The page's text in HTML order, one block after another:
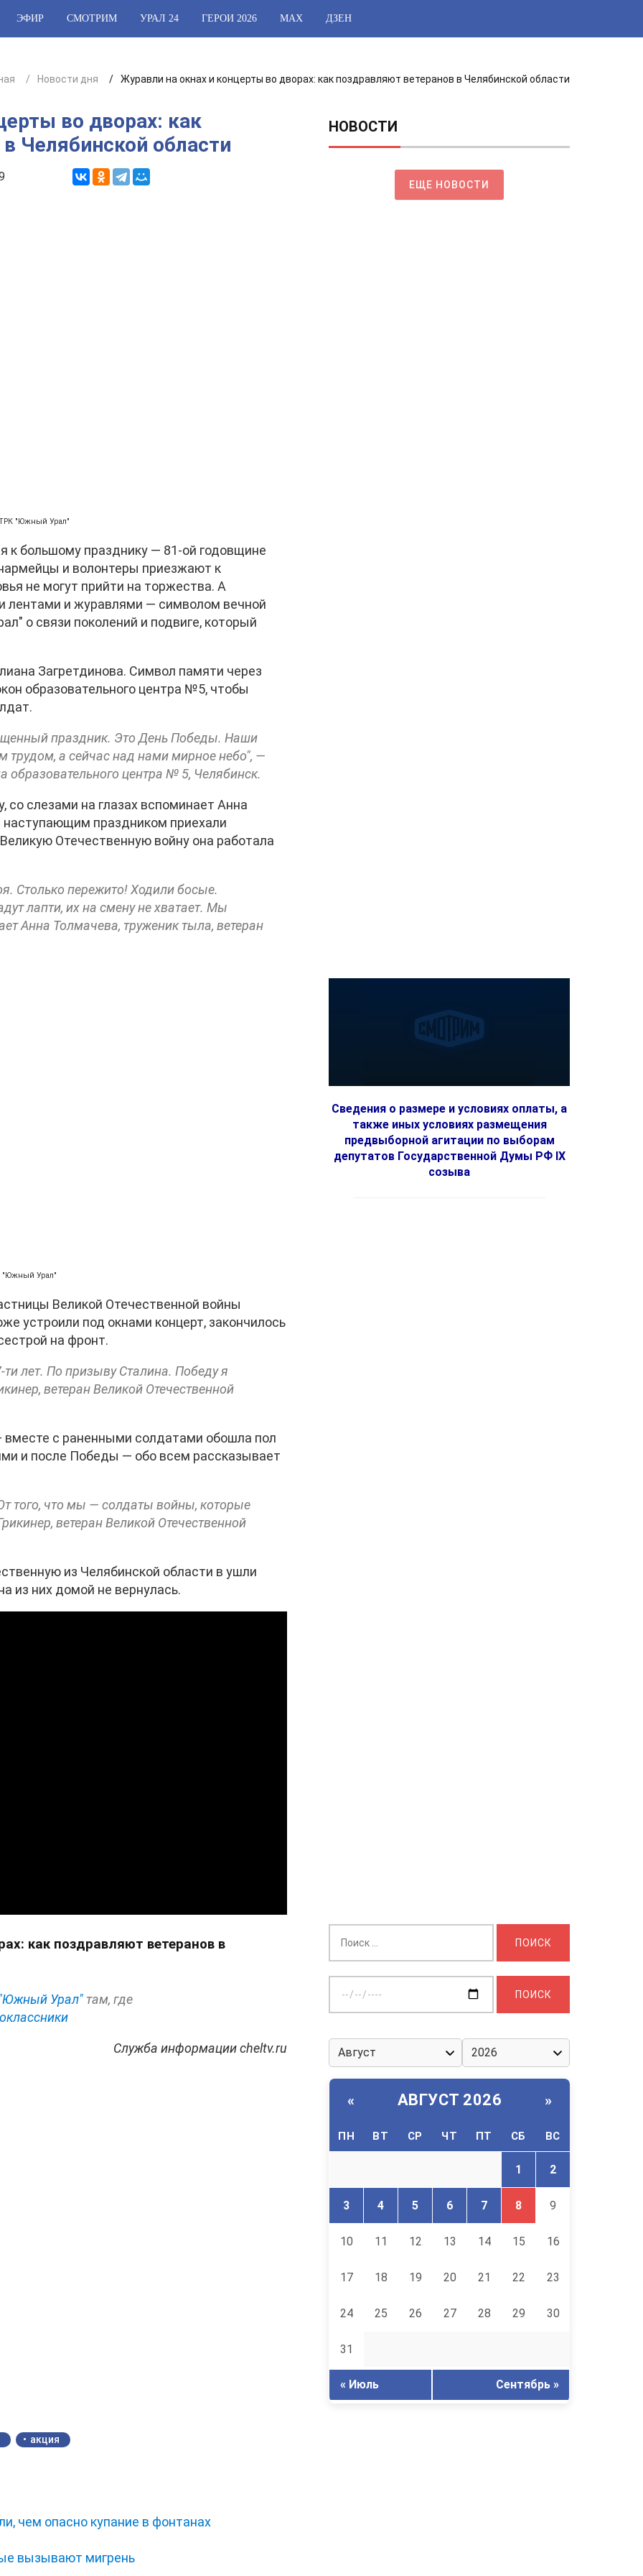
ЭФИР СМОТРИМ УРАЛ 24 ГЕРОИ 2026 МАХ ДЗЕН
Новости дня Журавли на окнах и концерты во дворах: как поздравляют ветеранов в Челябинской области
во дворах: как
Челябинской области
"Южный Урал"
большому празднику — 81-ой годовщине
и волонтеры приезжают к
не могут прийти на торжества. А
лентами и журавлями — символом вечной
о связи поколений и подвиге, который
Загретдинова. Символ памяти через
образовательного центра №5, чтобы
праздник. Это День Победы. Наши
трудом, а сейчас над нами мирное небо", —
образовательного центра № 5, Челябинск.
слезами на глазах вспоминает Анна
праздником приехали
Отечественную войну она работала
Столько пережито! Ходили босые.
лапти, их на смену не хватает. Мы
Анна Толмачева, труженик тыла, ветеран
"Южный Урал"
Великой Отечественной войны
устроили под окнами концерт, закончилось
на фронт.
лет. По призыву Сталина. Победу я
ветеран Великой Отечественной
с раненными солдатами обошла пол
и после Победы — обо всем рассказывает
того, что мы — солдаты войны, которые
ветеран Великой Отечественной
из Челябинской области в ушли
из них домой не вернулась.
как поздравляют ветеранов в
Урал" там, где
Служба информации cheltv.ru
акция
чем опасно купание в фонтанах
вызывают мигрень
НОВОСТИ
ЕЩЕ НОВОСТИ
Сведения о размере и условиях оплаты, а
также иных условиях размещения
предвыборной агитации по выборам
депутатов Государственной Думы РФ IX
созыва
дату:
« АВГУСТ 2026 »
ПН ВТ СР ЧТ ПТ СБ ВС
1 2
3 4 5 6 7 8 9
10 11 12 13 14 15 16
17 18 19 20 21 22 23
24 25 26 27 28 29 30
31
« Июль Сентябрь »